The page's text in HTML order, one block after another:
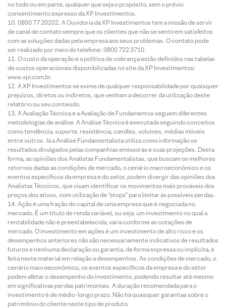
no todo ou em parte, qualquer que seja o propósito, sem o prévio
consentimento expresso da XP Investimentos.
0800 77 20202. A Ouvidoria da XP Investimentos tem a missão de servir
de canal de contato sempre que os clientes que não se sentirem satisfeitos
com as soluções dadas pela empresa aos seus problemas. O contato pode
ser realizado por meio do telefone: 0800 722 3710.
O custo da operação e a política de cobrança estão definidos nas tabelas
de custos operacionais disponibilizadas no site da XP Investimentos:
www.xpi.com.br.
A XP Investimentos se exime de qualquer responsabilidade por quaisquer
prejuízos, diretos ou indiretos, que venham a decorrer da utilização deste
relatório ou seu conteúdo.
A Avaliação Técnica e a Avaliação de Fundamentos seguem diferentes
metodologias de análise. A Análise Técnica é executada seguindo conceitos
como tendência, suporte, resistência, candles, volumes, médias móveis
entre outros. Já a Análise Fundamentalista utiliza como informação os
resultados divulgados pelas companhias emissoras e suas projeções. Desta
forma, as opiniões dos Analistas Fundamentalistas, que buscam os melhores
retornos dadas as condições de mercado, o cenário macroeconômico e os
eventos específicos da empresa e do setor, podem divergir das opiniões dos
Analistas Técnicos, que visam identificar os movimentos mais prováveis dos
preços dos ativos, com utilização de “stops” para limitar as possíveis perdas.
Ação é uma fração do capital de uma empresa que é negociada no
mercado. É um título de renda variável, ou seja, um investimento no qual a
rentabilidade não é preestabelecida, varia conforme as cotações de
mercado. O investimento em ações é um investimento de alto risco e os
desempenhos anteriores não são necessariamente indicativos de resultados
futuros e nenhuma declaração ou garantia, de forma expressa ou implícita, é
feita neste material em relação a desempenhos. As condições de mercado, o
cenário macroeconômico, os eventos específicos da empresa e do setor
podem afetar o desempenho do investimento, podendo resultar até mesmo
em significativas perdas patrimoniais. A duração recomendada para o
investimento é de médio-longo prazo. Não há quaisquer garantias sobre o
patrimônio do cliente neste tipo de produto.